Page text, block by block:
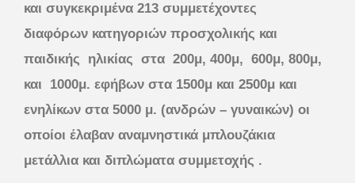
και συγκεκριμένα 213 συμμετέχοντες
διαφόρων κατηγοριών προσχολικής και
παιδικής ηλικίας στα 200μ, 400μ, 600μ, 800μ,
και 1000μ. εφήβων στα 1500μ και 2500μ και
ενηλίκων στα 5000 μ. (ανδρών – γυναικών) οι
οποίοι έλαβαν αναμνηστικά μπλουζάκια
μετάλλια και διπλώματα συμμετοχής .